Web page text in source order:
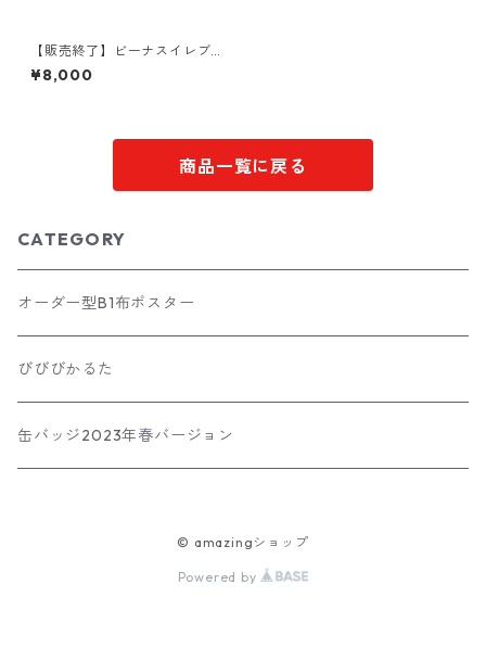
【販売終了】ビーナスイレブ
ンびびっど！オーダー型B1布
ポスター
¥8,000
商品一覧に戻る
CATEGORY
オーダー型B1布ポスター
びびびかるた
缶バッジ2023年春バージョン
© amazingショップ
Powered by